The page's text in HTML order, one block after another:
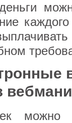
можно